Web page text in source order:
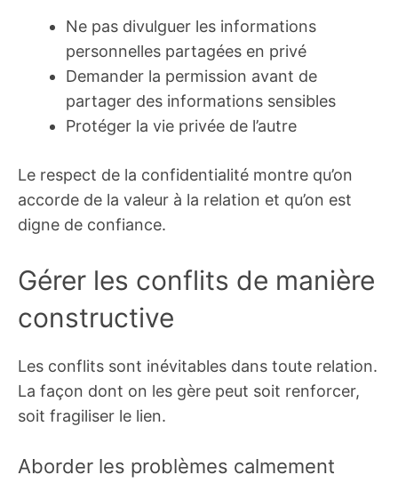
Ne pas divulguer les informations
personnelles partagées en privé
Demander la permission avant de
partager des informations sensibles
Protéger la vie privée de l’autre
Le respect de la confidentialité montre qu’on
accorde de la valeur à la relation et qu’on est
digne de confiance.
Gérer les conflits de manière
constructive
Les conflits sont inévitables dans toute relation.
La façon dont on les gère peut soit renforcer,
soit fragiliser le lien.
Aborder les problèmes calmement